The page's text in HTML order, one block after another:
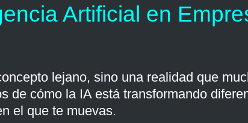
Artificial en
lejano, sino una realidad que
de cómo la IA está transformando
el que te muevas.